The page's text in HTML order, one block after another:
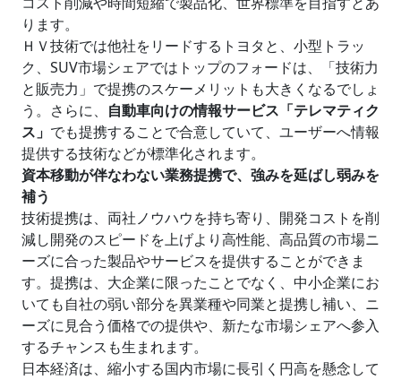
ります。
ＨＶ技術では他社をリードするトヨタと、小型トラッ
ク、SUV市場シェアではトップのフォードは、「技術力
と販売力」で提携のスケーメリットも大きくなるでしょ
う。さらに、 自動車向けの情報サービス「テレマティク
ス」 でも提携することで合意していて、ユーザーへ情報
提供する技術などが標準化されます。
資本移動が伴なわない業務提携で、強みを延ばし弱みを
補う
技術提携は、両社ノウハウを持ち寄り、開発コストを削
減し開発のスピードを上げより高性能、高品質の市場ニ
ーズに合った製品やサービスを提供することができま
す。提携は、大企業に限ったことでなく、中小企業にお
いても自社の弱い部分を異業種や同業と提携し補い、ニ
ーズに見合う価格での提供や、新たな市場シェアへ参入
するチャンスも生まれます。
日本経済は、縮小する国内市場に長引く円高を懸念して